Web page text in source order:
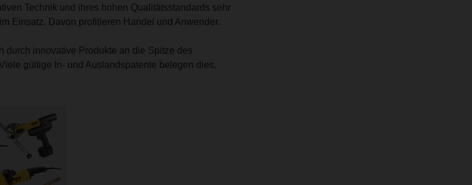
Technik und ihres hohen Qualitätsstandards sehr
Einsatz. Davon profitieren Handel und Anwender.
durch innovative Produkte an die Spitze des
gültige In- und Auslandspatente belegen dies.